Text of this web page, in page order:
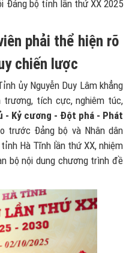
Đảng bộ tỉnh lần thứ XX 2025
phải thể hiện rõ
chiến lược
ủy Nguyễn Duy Lâm khẳng
trương, tích cực, nghiêm túc,
- Kỷ cương - Đột phá - Phát
trước Đảng bộ và Nhân dân
Hà Tĩnh lần thứ XX, nhiệm
bộ nội dung chương trình đề